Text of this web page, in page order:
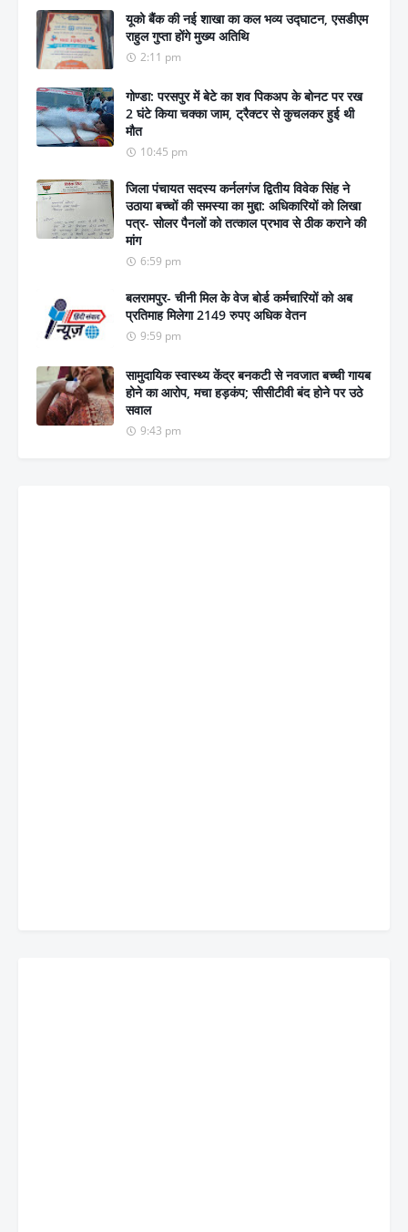
यूको बैंक की नई शाखा का कल भव्य उद्घाटन, एसडीएम
राहुल गुप्ता होंगे मुख्य अतिथि
2:11 pm
गोण्डा: परसपुर में बेटे का शव पिकअप के बोनट पर रख
2 घंटे किया चक्का जाम, ट्रैक्टर से कुचलकर हुई थी
मौत
10:45 pm
जिला पंचायत सदस्य कर्नलगंज द्वितीय विवेक सिंह ने
उठाया बच्चों की समस्या का मुद्दा: अधिकारियों को लिखा
पत्र- सोलर पैनलों को तत्काल प्रभाव से ठीक कराने की
मांग
6:59 pm
बलरामपुर- चीनी मिल के वेज बोर्ड कर्मचारियों को अब
प्रतिमाह मिलेगा 2149 रुपए अधिक वेतन
9:59 pm
सामुदायिक स्वास्थ्य केंद्र बनकटी से नवजात बच्ची गायब
होने का आरोप, मचा हड़कंप; सीसीटीवी बंद होने पर उठे
सवाल
9:43 pm